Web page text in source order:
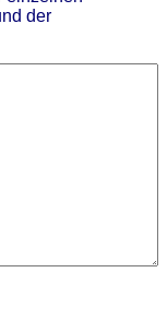
der